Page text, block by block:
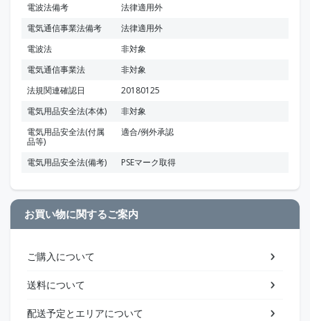
電波法備考
法律適用外
電気通信事業法備考
法律適用外
電波法
非対象
電気通信事業法
非対象
法規関連確認日
20180125
電気用品安全法(本体)
非対象
電気用品安全法(付属
品等)
適合/例外承認
電気用品安全法(備考) PSEマーク取得
お買い物に関するご案内
ご購入について
送料について
配送予定とエリアについて